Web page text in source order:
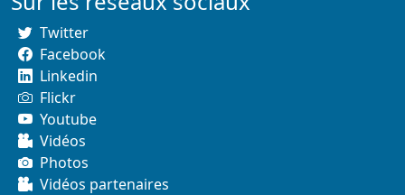
Twitter
Facebook
Linkedin
Flickr
Youtube
Vidéos
Photos
Vidéos partenaires